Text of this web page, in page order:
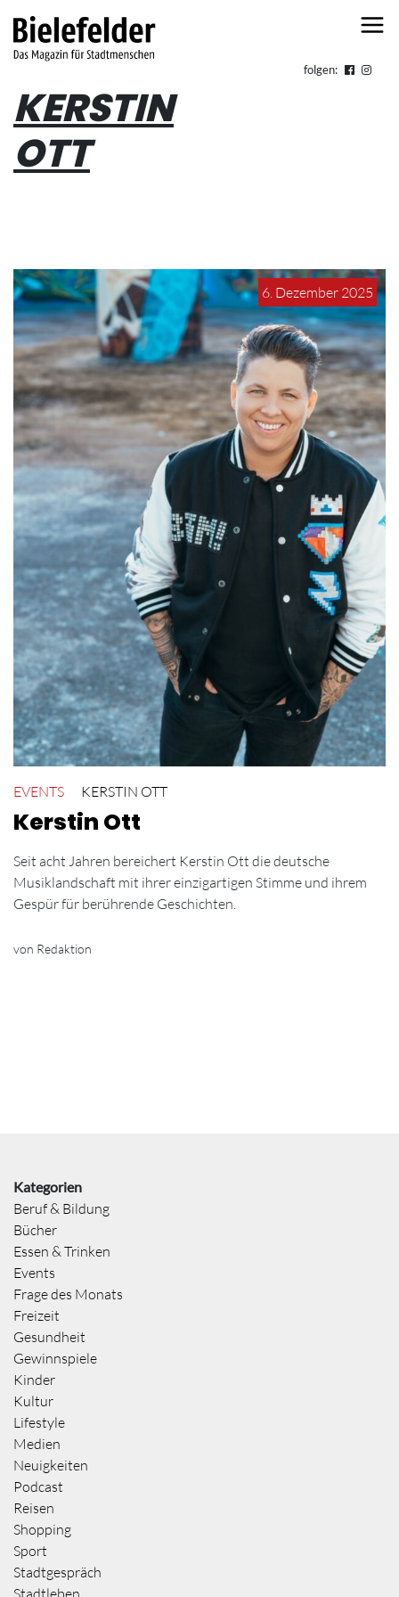
folgen:
KERSTIN
OTT
6. Dezember 2025
EVENTS KERSTIN OTT
Kerstin Ott
Seit acht Jahren bereichert Kerstin Ott die deutsche
Musiklandschaft mit ihrer einzigartigen Stimme und ihrem
Gespür für berührende Geschichten.
von Redaktion
Kategorien
Beruf & Bildung
Bücher
Essen & Trinken
Events
Frage des Monats
Freizeit
Gesundheit
Gewinnspiele
Kinder
Kultur
Lifestyle
Medien
Neuigkeiten
Podcast
Reisen
Shopping
Sport
Stadtgespräch
Stadtleben